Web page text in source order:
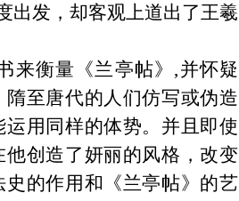
出发，却客观上道出了王羲
来衡量《兰亭帖》,并怀疑
隋至唐代的人们仿写或伪造
用同样的体势。并且即使
创造了妍丽的风格，改变
的作用和《兰亭帖》的艺